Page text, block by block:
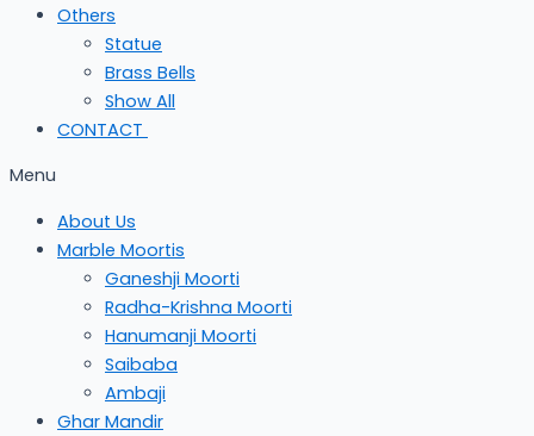
Others
Statue
Brass Bells
Show All
CONTACT
Menu
About Us
Marble Moortis
Ganeshji Moorti
Radha-Krishna Moorti
Hanumanji Moorti
Saibaba
Ambaji
Ghar Mandir